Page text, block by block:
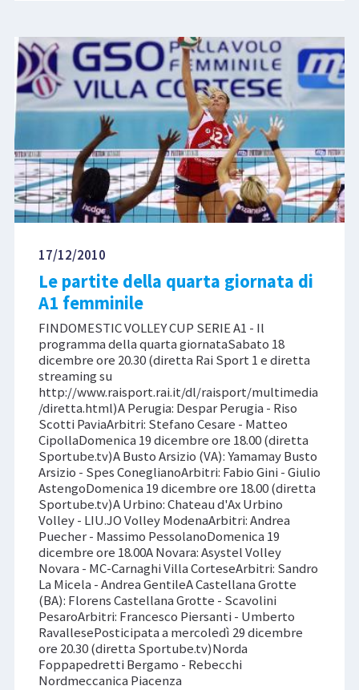
17/12/2010
Le partite della quarta giornata di
A1 femminile
FINDOMESTIC VOLLEY CUP SERIE A1 - Il
programma della quarta giornataSabato 18
dicembre ore 20.30 (diretta Rai Sport 1 e diretta
streaming su
http://www.raisport.rai.it/dl/raisport/multimedia
/diretta.html)A Perugia: Despar Perugia - Riso
Scotti PaviaArbitri: Stefano Cesare - Matteo
CipollaDomenica 19 dicembre ore 18.00 (diretta
Sportube.tv)A Busto Arsizio (VA): Yamamay Busto
Arsizio - Spes ConeglianoArbitri: Fabio Gini - Giulio
AstengoDomenica 19 dicembre ore 18.00 (diretta
Sportube.tv)A Urbino: Chateau d'Ax Urbino
Volley - LIU.JO Volley ModenaArbitri: Andrea
Puecher - Massimo PessolanoDomenica 19
dicembre ore 18.00A Novara: Asystel Volley
Novara - MC-Carnaghi Villa CorteseArbitri: Sandro
La Micela - Andrea GentileA Castellana Grotte
(BA): Florens Castellana Grotte - Scavolini
PesaroArbitri: Francesco Piersanti - Umberto
RavallesePosticipata a mercoledì 29 dicembre
ore 20.30 (diretta Sportube.tv)Norda
Foppapedretti Bergamo - Rebecchi
Nordmeccanica Piacenza